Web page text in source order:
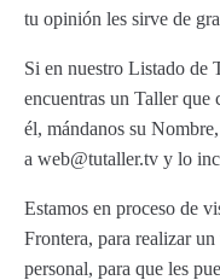
tu opinión les sirve de
Si en nuestro Listado de
encuentras un Taller que
él, mándanos su
a web@tutaller.tv y lo
Estamos en proceso de
Frontera, para realizar
personal, para que les